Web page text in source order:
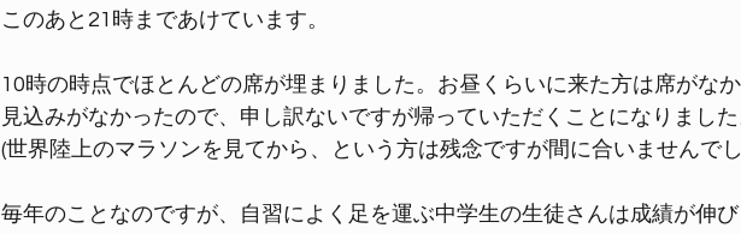
このあと21時まであけています。
10時の時点でほとんどの席が埋まりました。お昼くらいに来た方は席がな
見込みがなかったので、申し訳ないですが帰っていただくことになりまし
(世界陸上のマラソンを見てから、という方は残念ですが間に合いませんで
毎年のことなのですが、自習によく足を運ぶ中学生の生徒さんは成績が伸